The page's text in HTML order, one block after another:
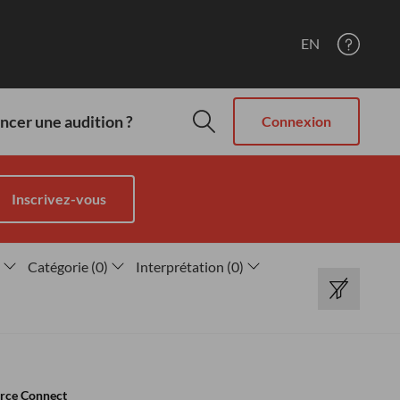
EN
une audition ? Connexion
Inscrivez-vous
Catégorie (0) Interprétation (0)
Connect